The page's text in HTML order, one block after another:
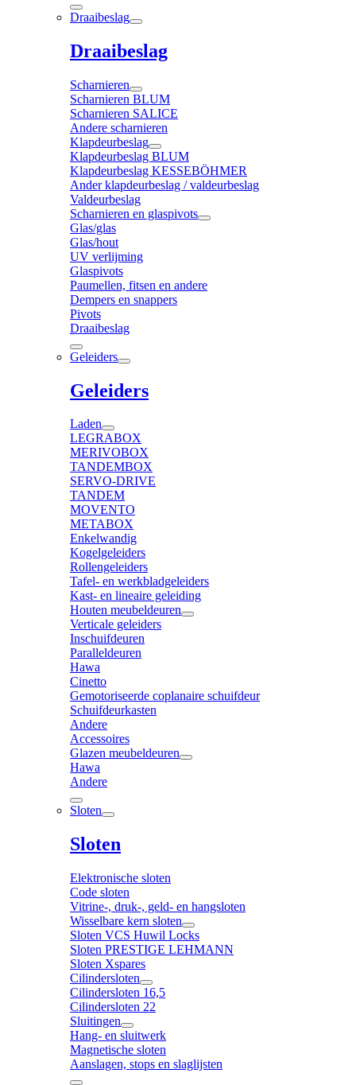
Draaibeslag
Draaibeslag
Scharnieren
Scharnieren BLUM
Scharnieren SALICE
Andere scharnieren
Klapdeurbeslag
Klapdeurbeslag BLUM
Klapdeurbeslag KESSEBÖHMER
Ander klapdeurbeslag / valdeurbeslag
Valdeurbeslag
Scharnieren en glaspivots
Glas/glas
Glas/hout
UV verlijming
Glaspivots
Paumellen, fitsen en andere
Dempers en snappers
Pivots
Draaibeslag
Geleiders
Geleiders
Laden
LEGRABOX
MERIVOBOX
TANDEMBOX
SERVO-DRIVE
TANDEM
MOVENTO
METABOX
Enkelwandig
Kogelgeleiders
Rollengeleiders
Tafel- en werkbladgeleiders
Kast- en lineaire geleiding
Houten meubeldeuren
Verticale geleiders
Inschuifdeuren
Paralleldeuren
Hawa
Cinetto
Gemotoriseerde coplanaire schuifdeur
Schuifdeurkasten
Andere
Accessoires
Glazen meubeldeuren
Hawa
Andere
Sloten
Sloten
Elektronische sloten
Code sloten
Vitrine-, druk-, geld- en hangsloten
Wisselbare kern sloten
Sloten VCS Huwil Locks
Sloten PRESTIGE LEHMANN
Sloten Xspares
Cilindersloten
Cilindersloten 16,5
Cilindersloten 22
Sluitingen
Hang- en sluitwerk
Magnetische sloten
Aanslagen, stops en slaglijsten